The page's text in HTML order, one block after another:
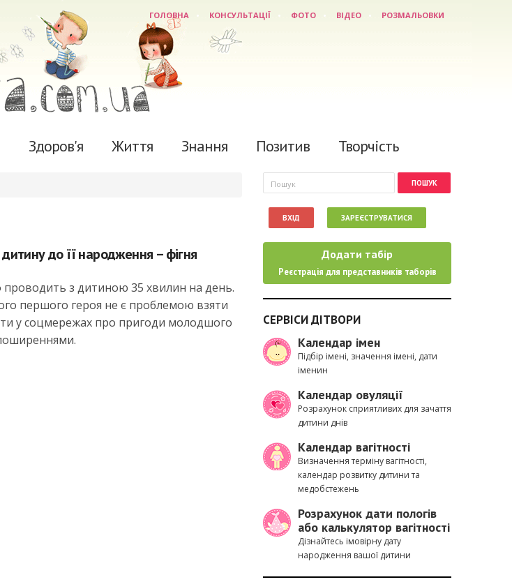
ГОЛОВНА КОНСУЛЬТАЦІЇ ФОТО ВІДЕО РОЗМАЛЬОВКИ
Здоров'я Життя Знання Позитив Творчість
до її народження – фігня
з дитиною 35 хвилин на день.
першого героя не є проблемою взяти
у соцмережах про пригоди молодшого
Пошукова форма
Пошук
ВХІД ЗАРЕЄСТРУВАТИСЯ
Додати табір
Реєстрація для представників таборів
СЕРВІСИ ДІТВОРИ
Календар імен
Підбір імені, значення імені, дати
іменин
Календар овуляції
Розрахунок сприятливих для зачаття
дитини днів
Календар вагітності
Визначення терміну вагітності,
календар розвитку дитини та
медобстежень
Розрахунок дати пологів
або калькулятор вагітності
Дізнайтесь імовірну дату
народження вашої дитини